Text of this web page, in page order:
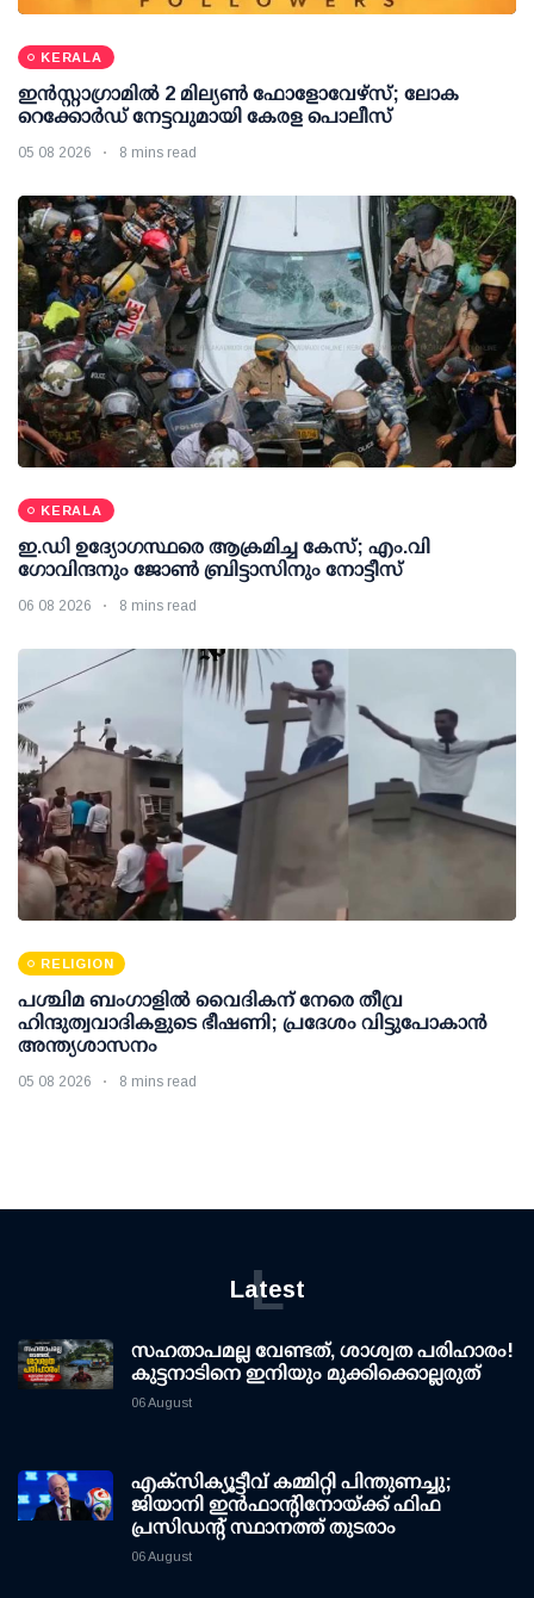
KERALA
ഇന്‍സ്റ്റാഗ്രാമില്‍ 2 മില്യണ്‍ ഫോളോവേഴ്സ്; ലോക
റെക്കോര്‍ഡ് നേട്ടവുമായി കേരള പൊലീസ്
05 08 2026 8 mins read
KERALA
ഇ.ഡി ഉദ്യോഗസ്ഥരെ ആക്രമിച്ച കേസ്; എം.വി
ഗോവിന്ദനും ജോണ്‍ ബ്രിട്ടാസിനും നോട്ടീസ്
06 08 2026 8 mins read
RELIGION
പശ്ചിമ ബംഗാളിൽ വൈദികന് നേരെ തീവ്ര
ഹിന്ദുത്വവാദികളുടെ ഭീഷണി; പ്രദേശം വിട്ടുപോകാൻ
അന്ത്യശാസനം
05 08 2026 8 mins read
Latest
L
സഹതാപമല്ല വേണ്ടത്, ശാശ്വത പരിഹാരം!
കുട്ടനാടിനെ ഇനിയും മുക്കിക്കൊല്ലരുത്
06 August
എക്സിക്യൂട്ടീവ് കമ്മിറ്റി പിന്തുണച്ചു;
ജിയാനി ഇന്‍ഫാന്റിനോയ്ക്ക് ഫിഫ
പ്രസിഡന്റ് സ്ഥാനത്ത് തുടരാം
06 August